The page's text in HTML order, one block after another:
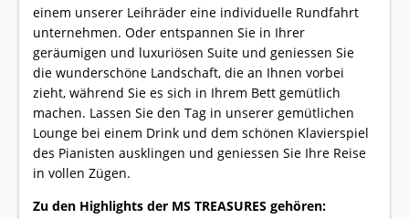
einem unserer Leihräder eine individuelle Rundfahrt
unternehmen. Oder entspannen Sie in Ihrer
geräumigen und luxuriösen Suite und geniessen Sie
die wunderschöne Landschaft, die an Ihnen vorbei
zieht, während Sie es sich in Ihrem Bett gemütlich
machen. Lassen Sie den Tag in unserer gemütlichen
Lounge bei einem Drink und dem schönen Klavierspiel
des Pianisten ausklingen und geniessen Sie Ihre Reise
in vollen Zügen.
Zu den Highlights der MS TREASURES gehören: